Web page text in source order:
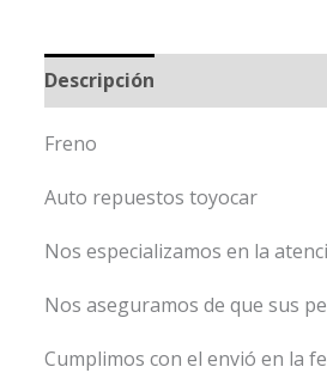
Descripción
Freno
Auto repuestos toyocar
Nos especializamos en la
Nos aseguramos de que sus
Cumplimos con el envió en la